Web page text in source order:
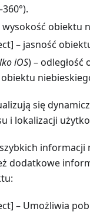
wysokość obiektu
– jasność
iOS) – odległość
się
i lokalizacji
informacji
dodatkowe
– Umożliwia